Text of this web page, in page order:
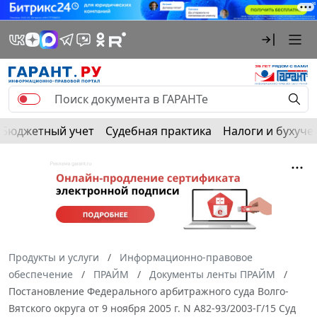
Бюджетный учет Судебная практика Налоги и
Продукты и услуги
Информационно-правовое
обеспечение
ПРАЙМ
Документы ленты ПРАЙМ
Постановление Федерального арбитражного суда Волго-
Вятского округа от 9 ноября 2005 г. N А82-93/2003-Г/15 Суд